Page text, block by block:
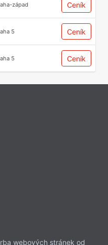
západ Ceník
5 Ceník
5 Ceník
webových stránek od